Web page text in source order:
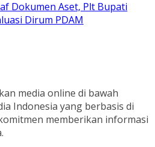
Dokumen Aset, Plt Bupati
Dirum PDAM
media online di bawah
Indonesia yang berbasis di
memberikan informasi